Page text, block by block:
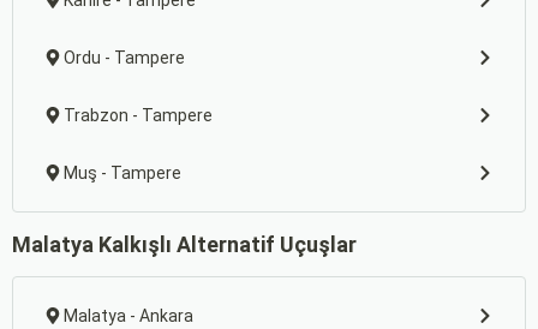
Ordu - Tampere
Trabzon - Tampere
Muş - Tampere
Malatya Kalkışlı Alternatif Uçuşlar
Malatya - Ankara